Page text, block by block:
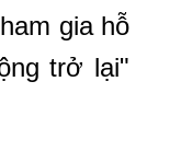
gia hỗ
trở lại"